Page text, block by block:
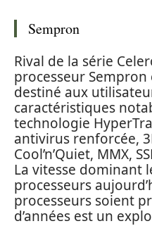
Sempron
Rival de la série
processeur
destiné aux
caractéristiques
technologie
antivirus renforcée,
Cool’n’Quiet, MMX,
La vitesse dominant
processeurs
processeurs soient
d’années est un